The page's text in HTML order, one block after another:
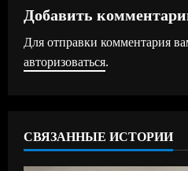
ж
и
ч
Добавить
Для отправки комментария
авторизоваться.
СВЯЗАННЫЕ ИСТОРИИ